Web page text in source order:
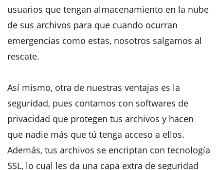
usuarios que tengan almacenamiento en la nube
de sus archivos para que cuando ocurran
emergencias como estas, nosotros salgamos al
rescate.
Así mismo, otra de nuestras ventajas es la
seguridad, pues contamos con softwares de
privacidad que protegen tus archivos y hacen
que nadie más que tú tenga acceso a ellos.
Además, tus archivos se encriptan con tecnología
SSL, lo cual les da una capa extra de seguridad